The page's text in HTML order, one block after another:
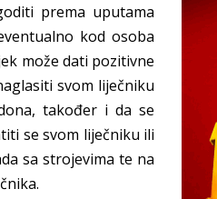
prema uputama
kod osoba
može dati pozitivne
svom liječniku
također i da se
se svom liječniku ili
sa strojevima te na